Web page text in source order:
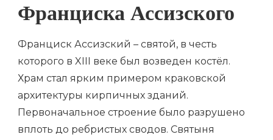
Франциска Ассизского
Франциск Ассизский – святой, в честь
которого в XIII веке был возведен костёл.
Храм стал ярким примером краковской
архитектуры кирпичных зданий.
Первоначальное строение было разрушено
вплоть до ребристых сводов. Святыня